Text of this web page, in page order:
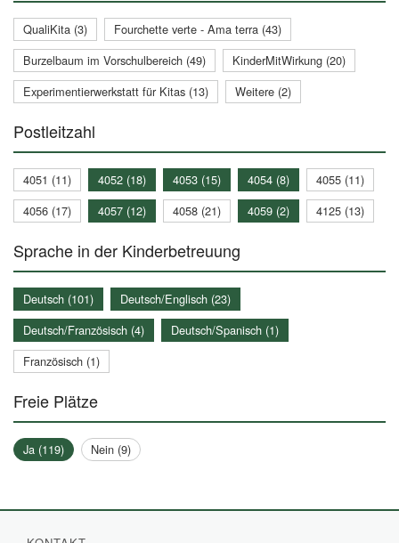
QualiKita (3)
Fourchette verte - Ama terra (43)
Burzelbaum im Vorschulbereich (49)
KinderMitWirkung (20)
Experimentierwerkstatt für Kitas (13)
Weitere (2)
Postleitzahl
4051 (11) 4052 (18) 4053 (15) 4054 (8)
4055 (11)
4056 (17)
4057 (12) 4058 (21) 4059 (2) 4125 (13)
Sprache in der Kinderbetreuung
Deutsch (101)
Deutsch/Englisch (23)
Deutsch/Französisch (4)
Deutsch/Spanisch (1)
Französisch (1)
Freie Plätze
Ja (119) Nein (9)